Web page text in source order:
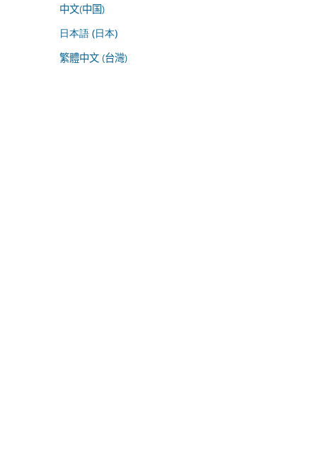
中文(中国)
日本語 (日本)
繁體中文 (台灣)